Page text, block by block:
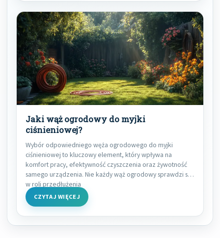
Jaki wąż ogrodowy do myjki
ciśnieniowej?
Wybór odpowiedniego węża ogrodowego do myjki
ciśnieniowej to kluczowy element, który wpływa na
komfort pracy, efektywność czyszczenia oraz żywotność
samego urządzenia. Nie każdy wąż ogrodowy sprawdzi się
w roli przedłużenia
CZYTAJ WIĘCEJ